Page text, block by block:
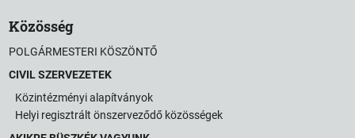
Közösség
POLGÁRMESTERI KÖSZÖNTŐ
CIVIL SZERVEZETEK
Közintézményi alapítványok
Helyi regisztrált önszerveződő közösségek